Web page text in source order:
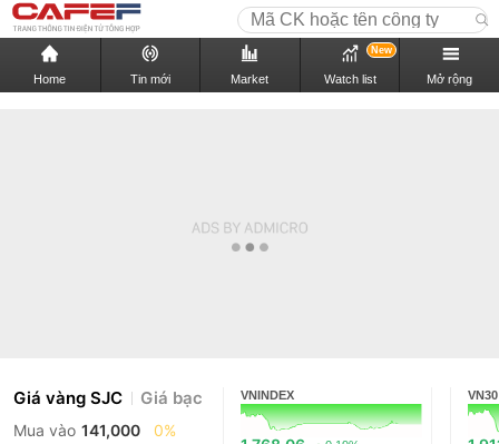
Home Tin mới Market Watch list
New
Mở rộng
Giá vàng SJC Giá bạc
Mua vào 141,000
0%
VNINDEX VN30